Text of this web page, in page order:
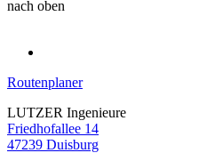
nach oben
Routenplaner
LUTZER Ingenieure
Friedhofallee 14
47239 Duisburg